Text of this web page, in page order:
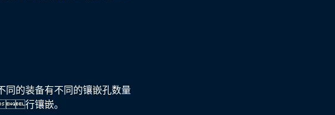
同的装备有不同的镶嵌孔数量
行镶嵌。